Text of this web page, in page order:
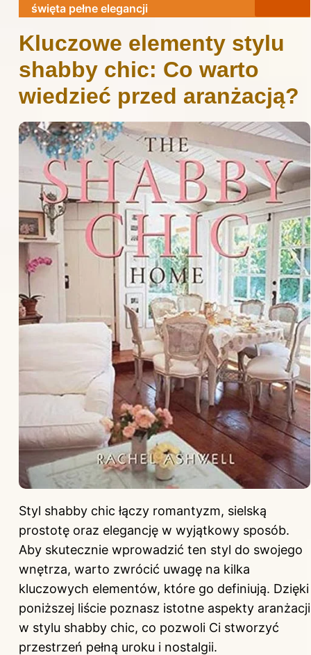
święta pełne elegancji
Kluczowe elementy stylu
shabby chic: Co warto
wiedzieć przed aranżacją?
Styl shabby chic łączy romantyzm, sielską
prostotę oraz elegancję w wyjątkowy sposób.
Aby skutecznie wprowadzić ten styl do swojego
wnętrza, warto zwrócić uwagę na kilka
kluczowych elementów, które go definiują. Dzięki
poniższej liście poznasz istotne aspekty aranżacji
w stylu shabby chic, co pozwoli Ci stworzyć
przestrzeń pełną uroku i nostalgii.